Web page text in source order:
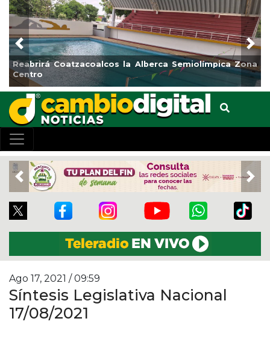
Reabrirá Coatzacoalcos la Alberca Semiolímpica Zona
Centro
Previous
Previous
Ago 17, 2021 / 09:59
Síntesis Legislativa Nacional
17/08/2021